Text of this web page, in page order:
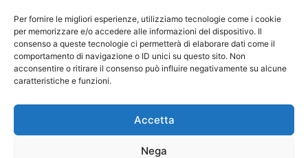
Per fornire le migliori esperienze, utilizziamo tecnologie come i cookie
per memorizzare e/o accedere alle informazioni del dispositivo. Il
consenso a queste tecnologie ci permetterà di elaborare dati come il
comportamento di navigazione o ID unici su questo sito. Non
acconsentire o ritirare il consenso può influire negativamente su alcune
caratteristiche e funzioni.
Accetta
Nega